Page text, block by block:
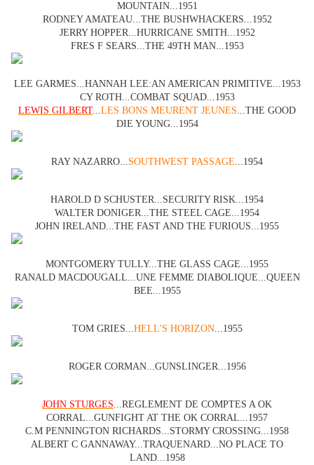
MOUNTAIN...1951
RODNEY AMATEAU...THE BUSHWHACKERS...1952
JERRY HOPPER...HURRICANE SMITH...1952
FRES F SEARS...THE 49TH MAN...1953
LEE GARMES...HANNAH LEE:AN AMERICAN PRIMITIVE...1953
CY ROTH...COMBAT SQUAD...1953
LEWIS GILBERT...LES BONS MEURENT JEUNES...THE GOOD
DIE YOUNG...1954
RAY NAZARRO...SOUTHWEST PASSAGE...1954
HAROLD D SCHUSTER...SECURITY RISK...1954
WALTER DONIGER...THE STEEL CAGE...1954
JOHN IRELAND...THE FAST AND THE FURIOUS...1955
MONTGOMERY TULLY...THE GLASS CAGE...1955
RANALD MACDOUGALL...UNE FEMME DIABOLIQUE...QUEEN
BEE...1955
TOM GRIES...HELL'S HORIZON...1955
ROGER CORMAN...GUNSLINGER...1956
JOHN STURGES...REGLEMENT DE COMPTES A OK
CORRAL...GUNFIGHT AT THE OK CORRAL...1957
C.M PENNINGTON RICHARDS...STORMY CROSSING...1958
ALBERT C GANNAWAY...TRAQUENARD...NO PLACE TO
LAND...1958